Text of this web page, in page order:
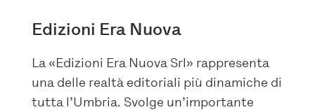
Edizioni Era Nuova
La «Edizioni Era Nuova Srl» rappresenta
una delle realtà editoriali più dinamiche di
tutta l’Umbria. Svolge un’importante